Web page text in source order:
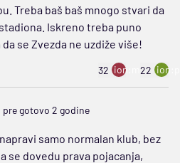
Treba baš baš mnogo stvari da
Iskreno treba puno
se Zvezda ne uzdiže više!
32 ion:minus
22
pre gotovo 2 godine
samo normalan klub, bez
se dovedu prava pojacanja,